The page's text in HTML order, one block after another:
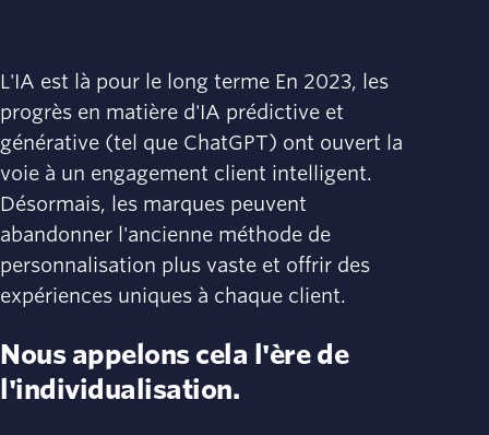
L'IA est là pour le long terme ‌En 2023, les
progrès en matière d'IA prédictive et
générative (tel que ChatGPT) ont ouvert la
voie à un engagement client intelligent.
‌Désormais, les marques peuvent
abandonner l'ancienne méthode de
personnalisation plus vaste et offrir des
expériences uniques à chaque client.
Nous appelons cela l'ère de
l'individualisation.